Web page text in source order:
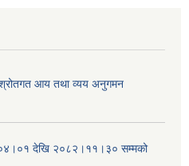
आय तथा व्यय अनुगमन
देखि २०८२।११।३० सम्मको